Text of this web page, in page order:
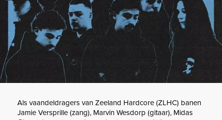
Als vaandeldragers van Zeeland Hardcore (ZLHC) banen
Jamie Versprille (zang), Marvin Wesdorp (gitaar), Midas